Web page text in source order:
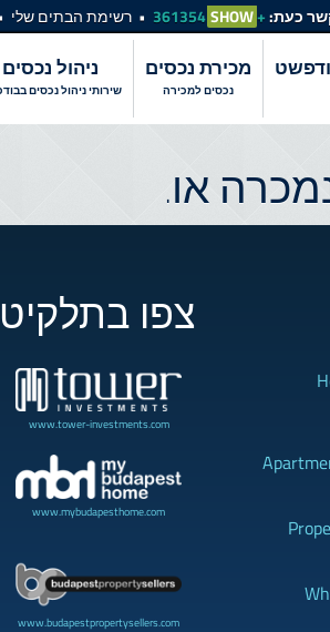
כעת:+361354
SHOW רשימת הבתים שלי
מכירת נכסים
נכסים למכירה
ניהול נכסים
שירותי ניהול נכסים
או.
צפו
www.tower-investments.com
www.mybudapesthome.com
www.budapestpropertysellers.com